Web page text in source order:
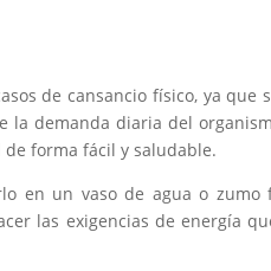
de cansancio físico, ya que
la demanda diaria del
de forma fácil y saludable.
en un vaso de agua o
las exigencias de energía